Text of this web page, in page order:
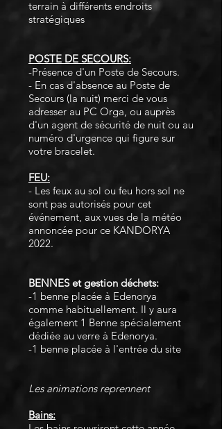
terrain à différents endroits
stratégiques
POSTE DE SECOURS:
-Présence d'un Poste de Secours.
- En cas d'absence au Poste de
Secours (la nuit) merci de vous
adresser au PC Orga, ou auprès
d'un agent de sécurité de nuit ou au
numéro d'urgence qui figure sur
votre bracelet.
FEU:
- Les feux au sol ou feu hors sol ne
sont pas autorisés pour cet
événement, aux vues de la météo
annoncée pour ce KANDORYA
2022.
BENNES et gestion déchets:
-1 benne placée à Edenorya
comme habituellement. Il y aura
également 1 Benne spécialement
dédiée au verre à Edenorya.
-1 benne placée à l'entrée du site
Les animations reprennent
Bains: